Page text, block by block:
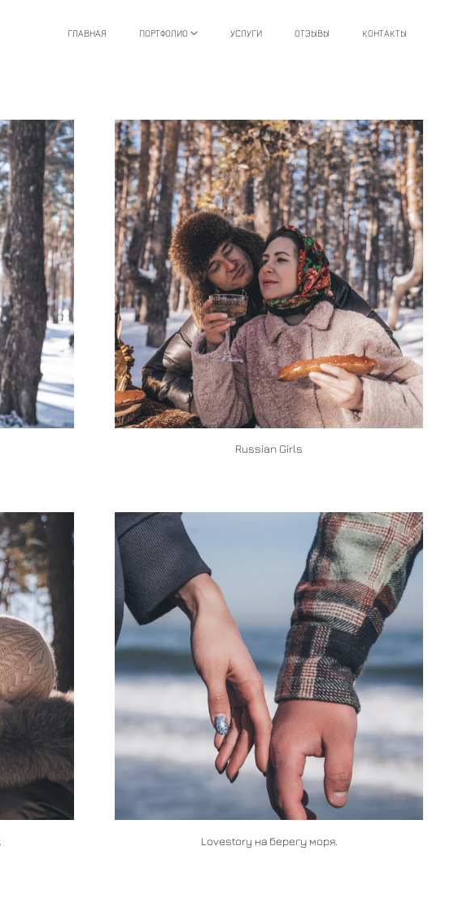
ГЛАВНАЯ ПОРТФОЛИО УСЛУГИ ОТЗЫВЫ КОНТАКТЫ
Russian Girls
Lovestory на берегу моря.